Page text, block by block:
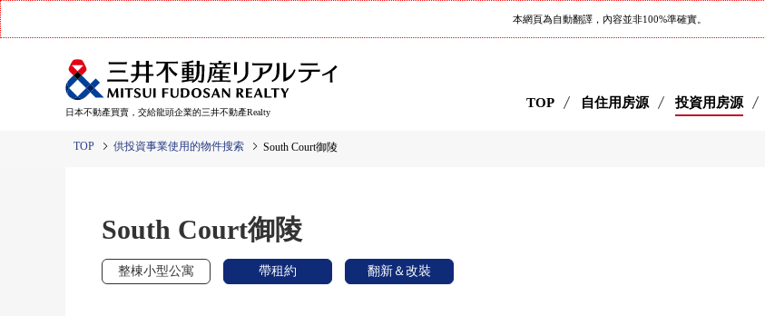
本網頁為自動翻譯，內容並非100%準確實。
日本不動產買賣，交給龍頭企業的三井不動產Realty
TOP 自住用房源 投資用房源
TOP 供投資事業使用的物件搜索 South Court御陵
South Court御陵
整棟小型公寓 帶租約 翻新＆改裝